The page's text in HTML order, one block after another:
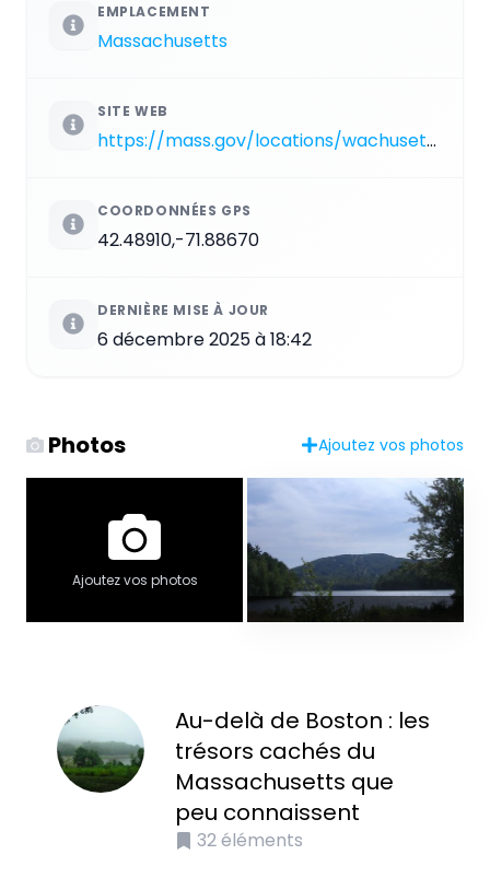
EMPLACEMENT
Massachusetts
SITE WEB
https://mass.gov/locations/wachusett-mountain-state-reservation
COORDONNÉES GPS
42.48910,-71.88670
DERNIÈRE MISE À JOUR
6 décembre 2025 à 18:42
Photos Ajoutez vos photos
Ajoutez vos photos
Au-delà de Boston : les
trésors cachés du
Massachusetts que
peu connaissent
32éléments